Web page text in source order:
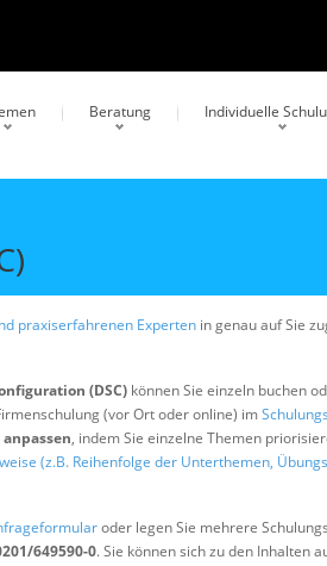
Beratung Individuelle
praxiserfahrenen Experten in genau auf Sie
(DSC) können Sie einzeln buchen
(vor Ort oder online) im
, indem Sie einzelne Themen
(z.B. Reihenfolge der Unterthemen,
oder legen Sie mehrere
649590-0. Sie können sich zu den Inhalten